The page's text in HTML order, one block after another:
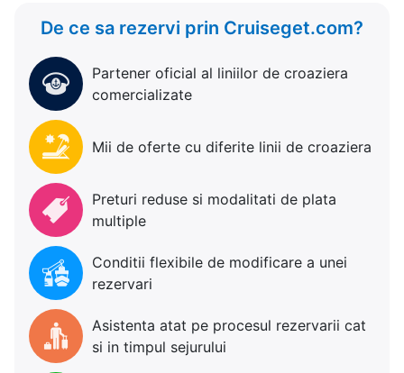
De ce sa rezervi prin Cruiseget.com?
Partener oficial al liniilor de croaziera
comercializate
Mii de oferte cu diferite linii de croaziera
Preturi reduse si modalitati de plata
multiple
Conditii flexibile de modificare a unei
rezervari
Asistenta atat pe procesul rezervarii cat
si in timpul sejurului